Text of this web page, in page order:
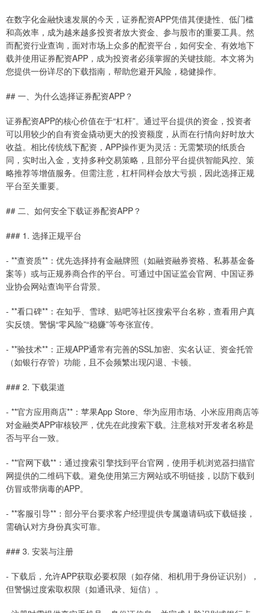
在数字化金融快速发展的今天，证券配资APP凭借其便捷性、低门槛
和高效率，成为越来越多投资者放大资金、参与股市的重要工具。然
而配资行业查询，面对市场上众多的配资平台，如何安全、有效地下
载并使用证券配资APP，成为投资者必须掌握的关键技能。本文将为
您提供一份详尽的下载指南，帮助您避开风险，稳健操作。
## 一、为什么选择证券配资APP？
证券配资APP的核心价值在于“杠杆”。通过平台提供的资金，投资者
可以用较少的自有资金撬动更大的投资额度，从而在行情向好时放大
收益。相比传统线下配资，APP操作更为灵活：无需繁琐的纸质合
同，实时出入金，支持多种交易策略，且部分平台提供智能风控、策
略推荐等增值服务。但需注意，杠杆同样会放大亏损，因此选择正规
平台至关重要。
## 二、如何安全下载证券配资APP？
### 1. 选择正规平台
- **查资质**：优先选择持有金融牌照（如融资融券资格、私募基金备
案等）或与正规券商合作的平台。可通过中国证监会官网、中国证券
业协会网站查询平台背景。
- **看口碑**：在知乎、雪球、贴吧等社区搜索平台名称，查看用户真
实反馈。警惕“零风险”“稳赚”等夸张宣传。
- **验技术**：正规APP通常有完善的SSL加密、实名认证、资金托管
（如银行存管）功能，且不会频繁出现闪退、卡顿。
### 2. 下载渠道
- **官方应用商店**：苹果App Store、华为应用市场、小米应用商店等
对金融类APP审核较严，优先在此搜索下载。注意核对开发者名称是
否与平台一致。
- **官网下载**：通过搜索引擎找到平台官网，使用手机浏览器扫描官
网提供的二维码下载。避免使用第三方网站或不明链接，以防下载到
仿冒或带病毒的APP。
- **客服引导**：部分平台要求客户经理提供专属邀请码或下载链接，
需确认对方身份真实可靠。
### 3. 安装与注册
- 下载后，允许APP获取必要权限（如存储、相机用于身份证识别），
但警惕过度索取权限（如通讯录、短信）。